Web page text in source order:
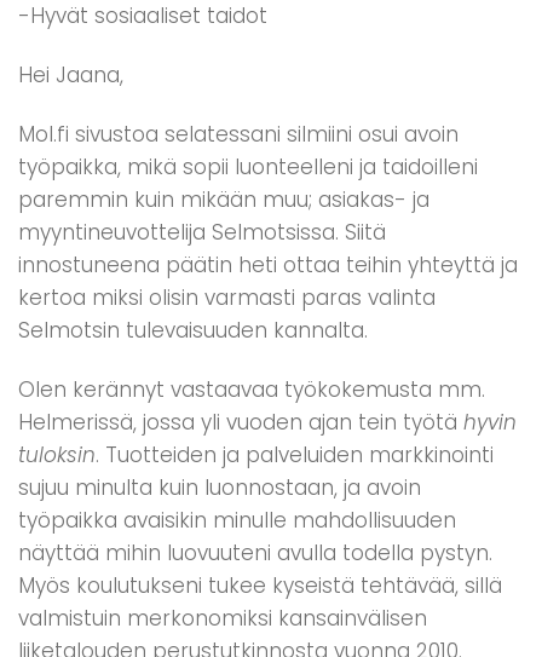
-Hyvät sosiaaliset taidot
Hei Jaana,
Mol.fi sivustoa selatessani silmiini osui avoin
työpaikka, mikä sopii luonteelleni ja taidoilleni
paremmin kuin mikään muu; asiakas- ja
myyntineuvottelija Selmotsissa. Siitä
innostuneena päätin heti ottaa teihin yhteyttä ja
kertoa miksi olisin varmasti paras valinta
Selmotsin tulevaisuuden kannalta.
Olen kerännyt vastaavaa työkokemusta mm.
Helmerissä, jossa yli vuoden ajan tein työtä hyvin
tuloksin. Tuotteiden ja palveluiden markkinointi
sujuu minulta kuin luonnostaan, ja avoin
työpaikka avaisikin minulle mahdollisuuden
näyttää mihin luovuuteni avulla todella pystyn.
Myös koulutukseni tukee kyseistä tehtävää, sillä
valmistuin merkonomiksi kansainvälisen
liiketalouden perustutkinnosta vuonna 2010.